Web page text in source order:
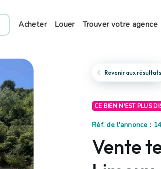
Acheter Louer Trouver votre agence
Revenir aux résultats
CE BIEN N'EST PLUS
Réf. de l'annonce :
Vente